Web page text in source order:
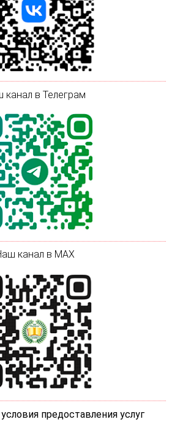
канал в Телеграм
канал в MAX
предоставления услуг